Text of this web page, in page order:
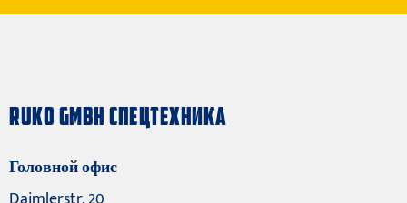
RUKO GMBH СПЕЦТЕХНИКА
Головной офис